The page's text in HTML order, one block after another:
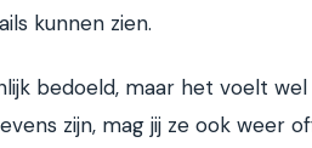
kunnen zien.
bedoeld, maar het voelt
zijn, mag jij ze ook weer